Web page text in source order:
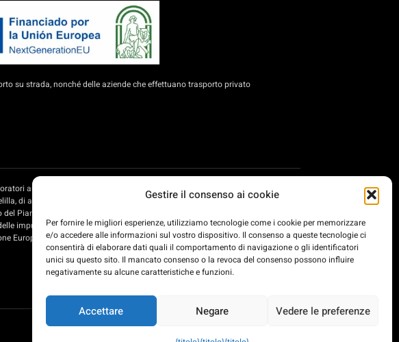
Gestire il consenso ai cookie
Per fornire le migliori esperienze, utilizziamo tecnologie come i cookie per memorizzare
e/o accedere alle informazioni sul vostro dispositivo. Il consenso a queste tecnologie ci
consentirà di elaborare dati quali il comportamento di navigazione o gli identificatori
unici su questo sito. Il mancato consenso o la revoca del consenso possono influire
negativamente su alcune caratteristiche e funzioni.
Accettare Negare Vedere le preferenze
su strada, nonché delle aziende che effettuano trasporto privato
autonomi e alle PMI per l'ammodernamento del trasporto su strada,
di aiuti per l'ammodernamento delle imprese private di trasporto di
Piano di recupero, trasformazione e resilienza delle imprese di trasporto su
imprese private di trasporto passeggeri che forniscono servizi di trasporto su
Europea - Next Generation EU.
Sviluppato da: